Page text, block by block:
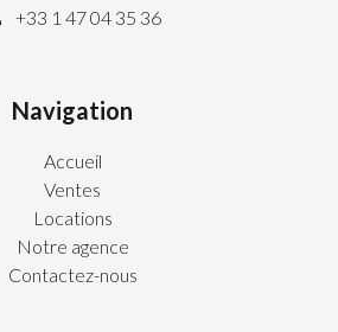
+33 1 47 04 35 36
Navigation
Accueil
Ventes
Locations
Notre agence
Contactez-nous